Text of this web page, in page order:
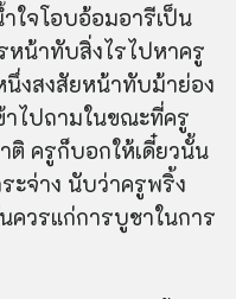
ใจโอบอ้อมอารีเป็น
น้าทับสิ่งไรไปหาครู
งสงสัยหน้าทับม้าย่อง
าไปถามในขณะที่ครู
ติ ครูก็บอกให้เดี๋ยวนั้น
ะจ่าง นับว่าครูพริ้ง
วรแก่การบูชาในการ